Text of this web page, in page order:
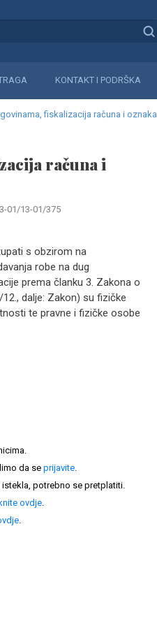
KONTAKT I PODRŠKA
fiskalizacija računa i oznaka
računa i
01/13-01/375
s obzirom na
robe na dug
prema članku 3. Zakona o
dalje: Zakon) su fizičke
te pravne i fizičke osobe
da seprijavite.
potrebno se pretplatiti.
ovdje.
.